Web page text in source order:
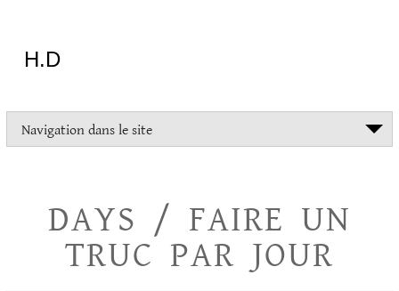
H.D
Navigation dans le site
DAYS / FAIRE UN
TRUC PAR JOUR